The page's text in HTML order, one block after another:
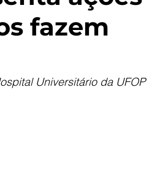
fazem
Universitário da UFOP